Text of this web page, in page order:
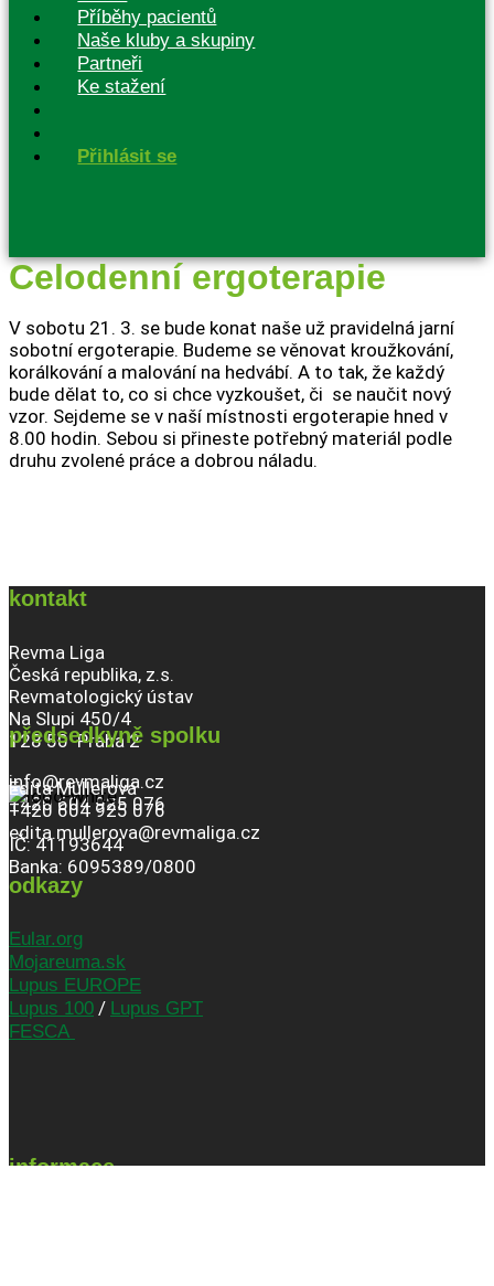
Příběhy pacientů
Naše kluby a skupiny
Partneři
Ke stažení
Přihlásit se
Celodenní ergoterapie
V sobotu 21. 3. se bude konat naše už pravidelná jarní
sobotní ergoterapie. Budeme se věnovat kroužkování,
korálkování a malování na hedvábí. A to tak, že každý
bude dělat to, co si chce vyzkoušet, či se naučit nový
vzor. Sejdeme se v naší místnosti ergoterapie hned v
8.00 hodin. Sebou si přineste potřebný materiál podle
druhu zvolené práce a dobrou náladu.
kontakt
Revma Liga
Česká republika, z.s.
Revmatologický ústav
Na Slupi 450/4
128 50 Praha 2
info@revmaliga.cz
+420 604 925 076
IČ: 41193644
Banka: 6095389/0800
předsedkyně spolku
Edita Müllerová
+420 604 925 076
edita.mullerova@revmaliga.cz
odkazy
Eular.org
Mojareuma.sk
Lupus EUROPE
Lupus 100 / Lupus GPT
FESCA
informace